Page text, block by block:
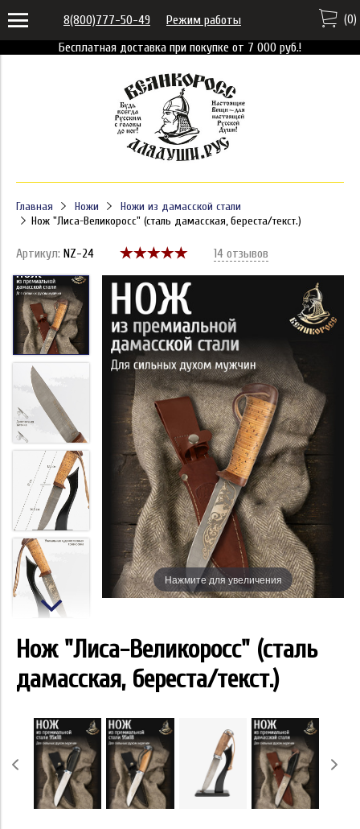
Бесплатная доставка при покупке от 7 000 руб.!
8(800)777-50-49 Режим работы (0)
Главная Ножи
Ножи из дамасской стали
Нож "Лиса-Великоросс" (сталь дамасская, береста/текст.)
Артикул: NZ-24 14 отзывов
Нажмите для увеличения
Нож "Лиса-Великоросс" (сталь
дамасская, береста/текст.)